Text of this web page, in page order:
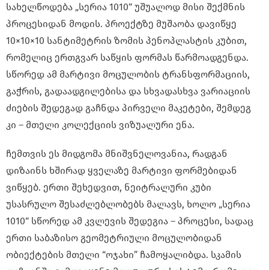
სახელწოდება „სერია 1010“ უშუალოდ მისი შექმნის
პროცესიდან მოდის. პროექტზე მუშაობა დავიწყე
10×10×10 სანტიმეტრის ზომის პენოპლასტის კუბით,
რომელიც ერთგვარ საწყის ფორმას წარმოადგენდა.
სწორედ ამ მარტივი მოცულობის ტრანსფორმაციის,
გაჭრის, გადაადგილებისა და სხვადასხვა ვარიაციის
ძიების შედეგად გაჩნდა პირველი მაკეტები, შემდეგ
კი – მთელი კოლექციის ვიზუალური ენა.
ჩემთვის ეს მიდგომა მნიშვნელოვანია, რადგან
დიზაინს ხშირად ყველაზე მარტივი ფორმებიდან
ვიწყებ. ერთი შეხედვით, ნეიტრალური კუბი
უსასრულო შესაძლებლობებს მალავს, ხოლო „სერია
1010“ სწორედ ამ კვლევის შედეგია – პროცესი, სადაც
ერთი საბაზისო გეომეტრიული მოცულობიდან
ობიექტების მთელი “ოჯახი” ჩამოყალიბდა. სკამის